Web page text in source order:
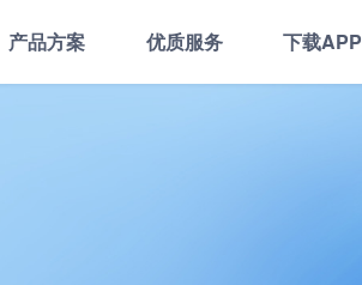
产品方案 优质服务 下载APP